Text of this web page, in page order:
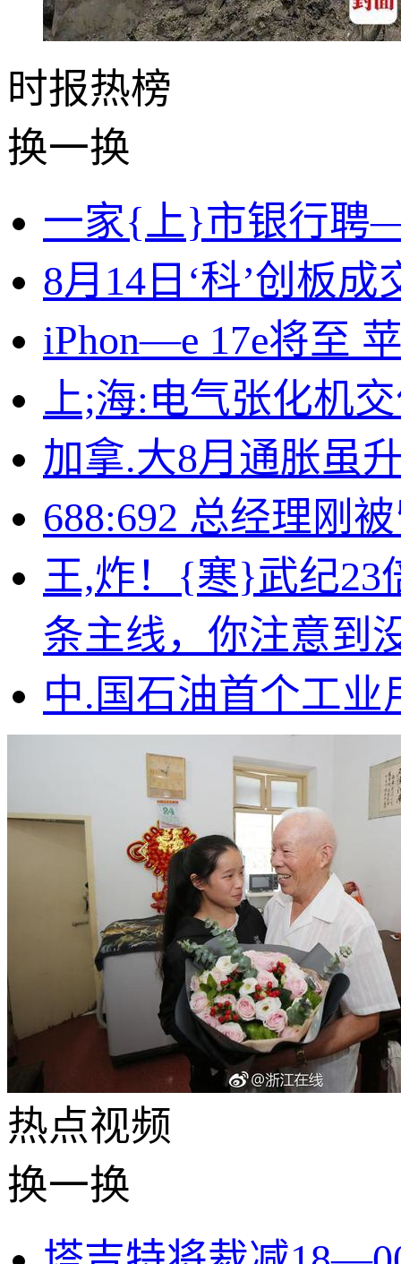
时报热榜
换一换
一家{上}市银行聘
8月14日‘科’创板
iPhon—e 17e将至
上;海:电气张化机
加拿.大8月通胀虽
688:692 总经理刚
王,炸！{寒}武纪23
条主线，你注意到
中.国石油首个工
热点视频
换一换